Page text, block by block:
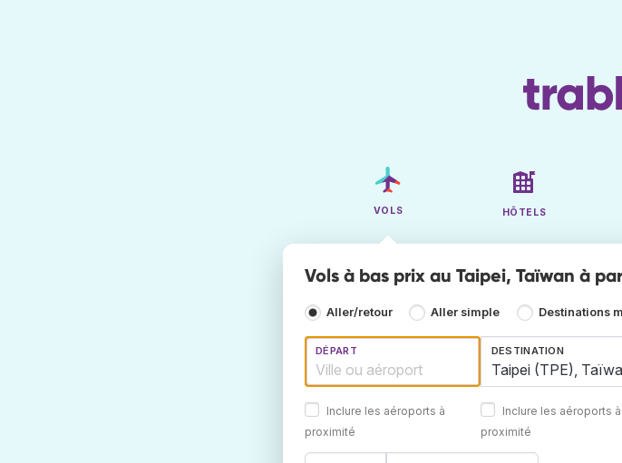
VOLS HÔTELS
Vols à bas prix au Taipei, Taïwan à
Aller/retour Aller simple Destinations
DÉPART
Inclure les aéroports à
proximité
DESTINATION
Inclure les aéroports à
proximité